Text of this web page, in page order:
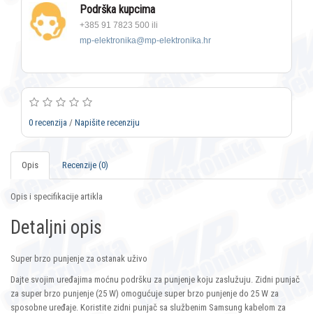
Podrška kupcima
+385 91 7823 500 ili
mp-elektronika@mp-elektronika.hr
0 recenzija / Napišite recenziju
Opis Recenzije (0)
Opis i specifikacije artikla
Detaljni opis
Super brzo punjenje za ostanak uživo
Dajte svojim uređajima moćnu podršku za punjenje koju zaslužuju. Zidni punjač
za super brzo punjenje (25 W) omogućuje super brzo punjenje do 25 W za
sposobne uređaje. Koristite zidni punjač sa službenim Samsung kabelom za